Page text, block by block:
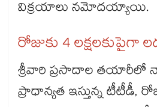
విక్రయాలు నమోదయ్యాయి.
రోజుకు 4 లక్షలకుపైగా
శ్రీవారి ప్రసాదాల తయారీలో
ప్రాధాన్యత ఇస్తున్న టీటీడీ,